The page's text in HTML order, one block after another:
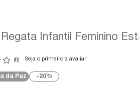
Regata Infantil Feminino
(0) Seja o primeiro a avaliar
da Paz 20%